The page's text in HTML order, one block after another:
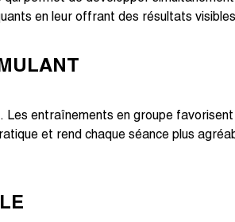
en leur offrant des résultats
entraînements en groupe
et rend chaque séance plus